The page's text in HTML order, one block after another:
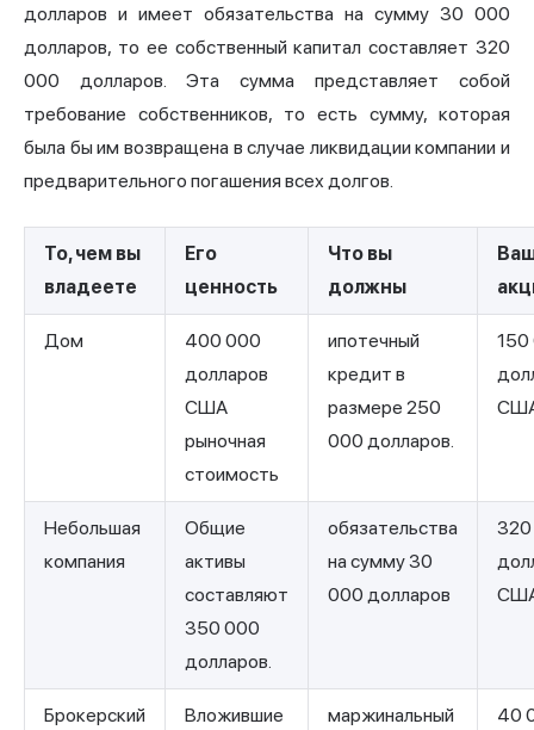
долларов и имеет обязательства на сумму 30 000
долларов, то ее собственный капитал составляет 320
000 долларов. Эта сумма представляет собой
требование собственников, то есть сумму, которая
была бы им возвращена в случае ликвидации компании и
предварительного погашения всех долгов.
То, чем вы
владеете
Его
ценность
Что вы
должны
Дом
400 000
долларов
США
рыночная
стоимость
ипотечный
кредит в
размере 250
000 долларов.
Небольшая
компания
Общие
активы
составляют
350 000
долларов.
обязательства
на сумму 30
000 долларов
Брокерский
Вложившие
маржинальный
40